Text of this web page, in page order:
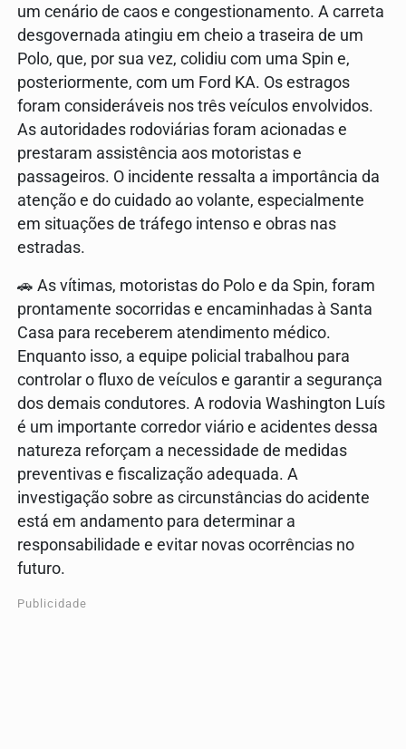
um cenário de caos e congestionamento. A carreta
desgovernada atingiu em cheio a traseira de um
Polo, que, por sua vez, colidiu com uma Spin e,
posteriormente, com um Ford KA. Os estragos
foram consideráveis nos três veículos envolvidos.
As autoridades rodoviárias foram acionadas e
prestaram assistência aos motoristas e
passageiros. O incidente ressalta a importância da
atenção e do cuidado ao volante, especialmente
em situações de tráfego intenso e obras nas
estradas.
🚗 As vítimas, motoristas do Polo e da Spin, foram
prontamente socorridas e encaminhadas à Santa
Casa para receberem atendimento médico.
Enquanto isso, a equipe policial trabalhou para
controlar o fluxo de veículos e garantir a segurança
dos demais condutores. A rodovia Washington Luís
é um importante corredor viário e acidentes dessa
natureza reforçam a necessidade de medidas
preventivas e fiscalização adequada. A
investigação sobre as circunstâncias do acidente
está em andamento para determinar a
responsabilidade e evitar novas ocorrências no
futuro.
Publicidade